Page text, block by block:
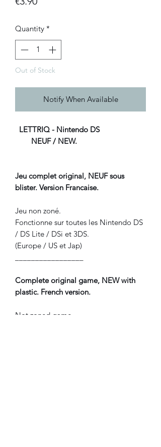
Quantity *
Out of Stock
Notify When Available
LETTRIQ - Nintendo DS
NEUF / NEW.
Jeu complet original, NEUF sous
blister. Version Francaise.
Jeu non zoné.
Fonctionne sur toutes les Nintendo DS
/ DS Lite / DSi et 3DS.
(Europe / US et Jap)
Complete original game, NEW with
plastic. French version.
Not zoned game.